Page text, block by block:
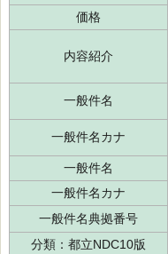
価格
内容紹介
一般件名
一般件名カナ
一般件名
一般件名カナ
一般件名典拠番号
分類：都立NDC10版